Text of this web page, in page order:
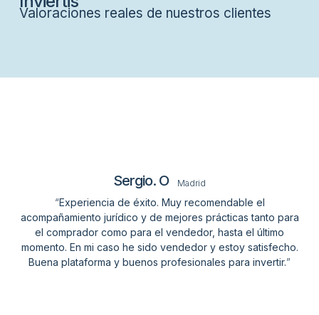
Valoraciones reales de nuestros clientes
Sergio. O Madrid
“Experiencia de éxito. Muy recomendable el
acompañamiento jurídico y de mejores prácticas tanto para
el comprador como para el vendedor, hasta el último
momento. En mi caso he sido vendedor y estoy satisfecho.
Buena plataforma y buenos profesionales para invertir.”